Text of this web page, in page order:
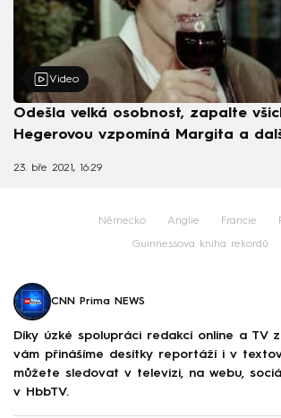
Video
Odešla velká osobnost, zapalte
Hegerovou vzpomíná Margita a
23. bře 2021, 16:29
Německo Anglie Francie
Guinnessova kniha rekordů
CNN Prima NEWS
Díky úzké spolupráci redakcí online a TV
vám přinášíme desítky reportáží i v
můžete sledovat v televizi, na webu,
v HbbTV.